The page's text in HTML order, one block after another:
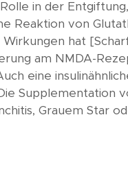
in der
Reaktion von
hat
am NMDA-
eine
Grauem Star